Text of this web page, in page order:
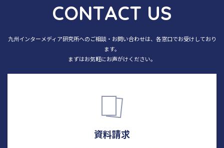
CONTACT US
九州インターメディア研究所へのご相談・お問い合わせは、各窓口でお受けしており
ます。
まずはお気軽にお声がけください。
資料請求